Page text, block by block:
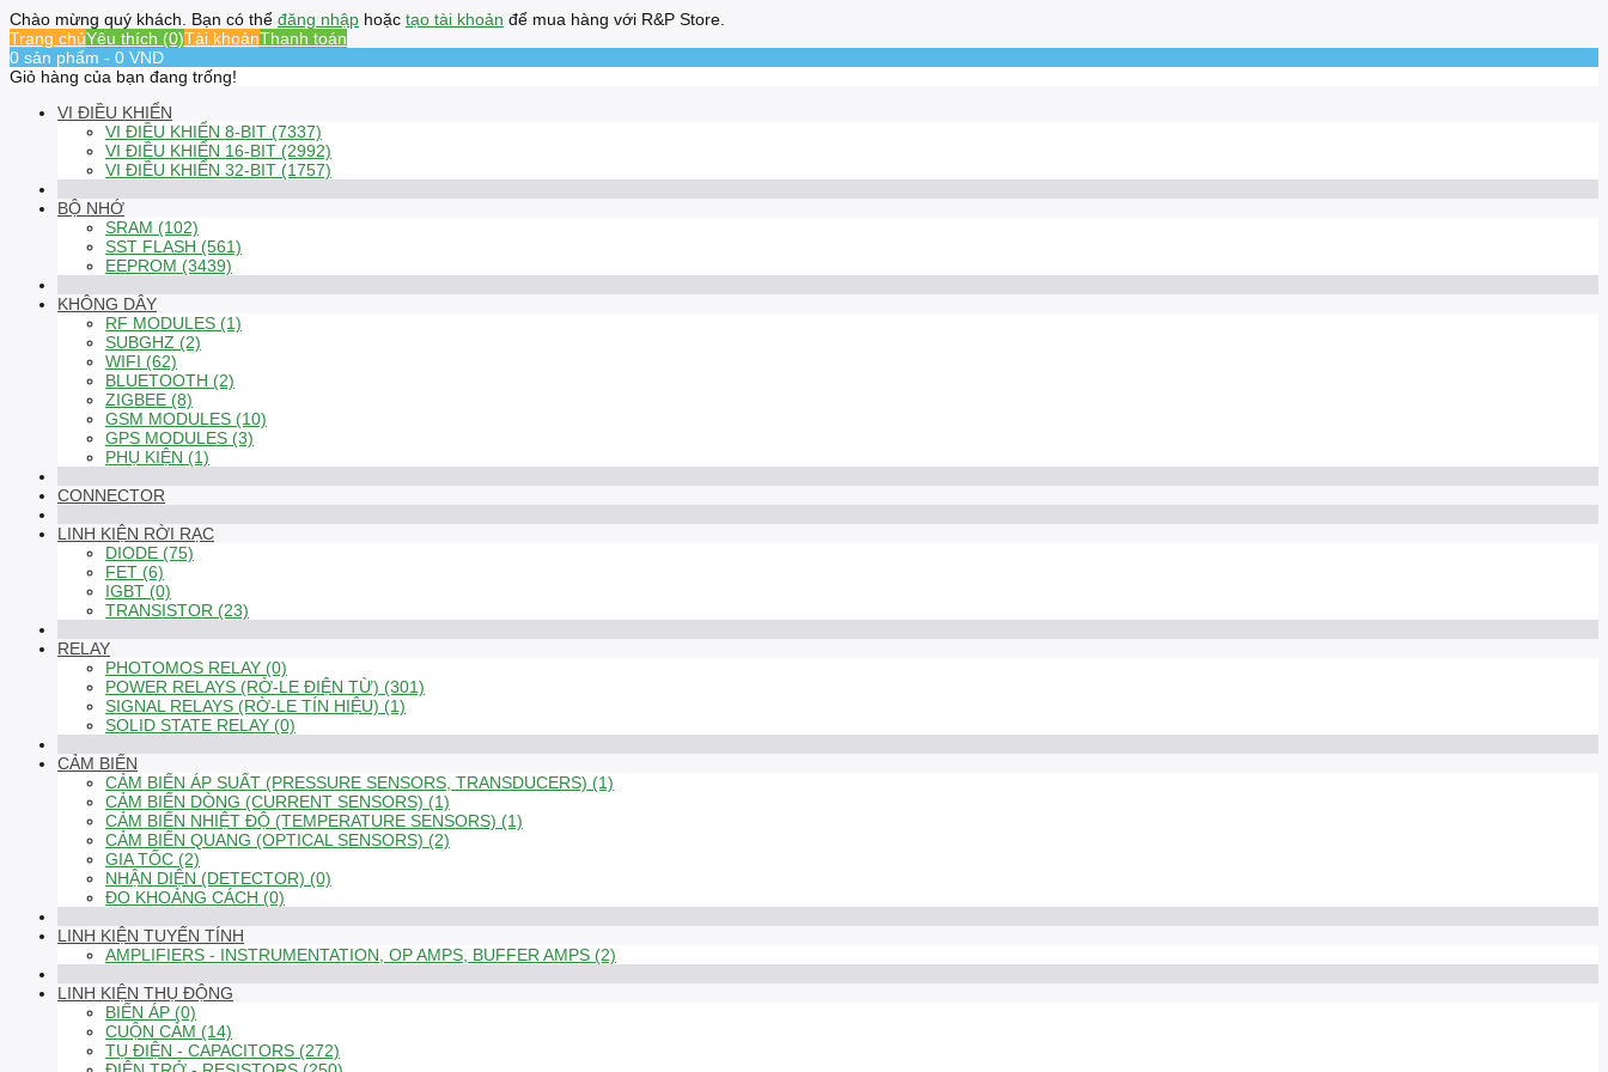
Chào mừng quý khách. Bạn có thể đăng nhập hoặc tạo tài khoản để mua hàng với R&P Store.
Trang chủYêu thích (0)Tài khoảnThanh toán
0 sản phẩm - 0 VND
Giỏ hàng của bạn đang trống!
VI ĐIỀU KHIỂN
VI ĐIỀU KHIỂN 8-BIT (7337)
VI ĐIỀU KHIỂN 16-BIT (2992)
VI ĐIỀU KHIỂN 32-BIT (1757)
BỘ NHỚ
SRAM (102)
SST FLASH (561)
EEPROM (3439)
KHÔNG DÂY
RF MODULES (1)
SUBGHZ (2)
WIFI (62)
BLUETOOTH (2)
ZIGBEE (8)
GSM MODULES (10)
GPS MODULES (3)
PHỤ KIỆN (1)
CONNECTOR
LINH KIỆN RỜI RẠC
DIODE (75)
FET (6)
IGBT (0)
TRANSISTOR (23)
RELAY
PHOTOMOS RELAY (0)
POWER RELAYS (RỜ-LE ĐIỆN TỪ) (301)
SIGNAL RELAYS (RỜ-LE TÍN HIỆU) (1)
SOLID STATE RELAY (0)
CẢM BIẾN
CẢM BIẾN ÁP SUẤT (PRESSURE SENSORS, TRANSDUCERS) (1)
CẢM BIẾN DÒNG (CURRENT SENSORS) (1)
CẢM BIẾN NHIỆT ĐỘ (TEMPERATURE SENSORS) (1)
CẢM BIẾN QUANG (OPTICAL SENSORS) (2)
GIA TỐC (2)
NHẬN DIỆN (DETECTOR) (0)
ĐO KHOẢNG CÁCH (0)
LINH KIỆN TUYẾN TÍNH
AMPLIFIERS - INSTRUMENTATION, OP AMPS, BUFFER AMPS (2)
LINH KIỆN THỤ ĐỘNG
BIẾN ÁP (0)
CUỘN CẢM (14)
TỤ ĐIỆN - CAPACITORS (272)